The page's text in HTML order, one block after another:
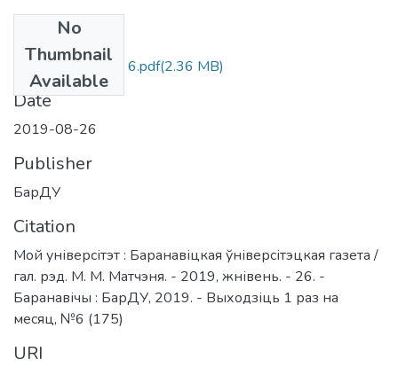
No
Thumbnail
Available
Moj universitet № 6.pdf(2.36 MB)
Date
2019-08-26
Publisher
БарДУ
Citation
Мой універсітэт : Баранавіцкая ўніверсітэцкая газета /
гал. рэд. М. М. Матчэня. - 2019, жнівень. - 26. -
Баранавічы : БарДУ, 2019. - Выходзіць 1 раз на
месяц, №6 (175)
URI